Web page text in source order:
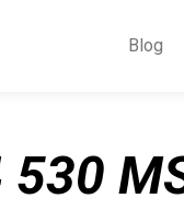
Blog
530